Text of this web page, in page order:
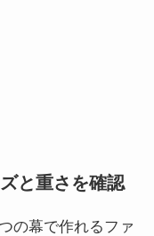
と重さを確認
の幕で作れるファ